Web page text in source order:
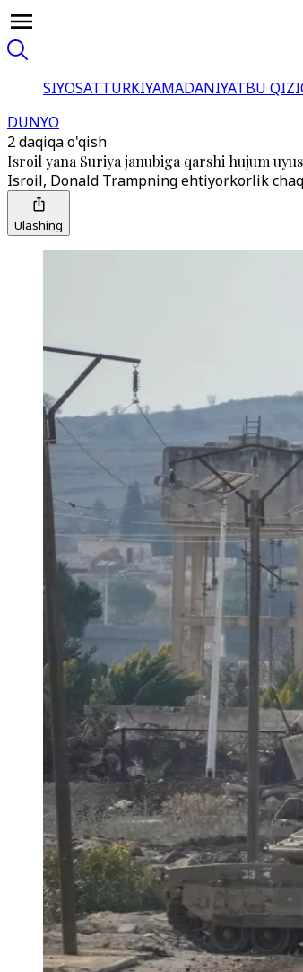
SIYOSATTURKIYAMADANIYATBU
DUNYO
2 daqiqa o'qish
Isroil yana Suriya janubiga qarshi hujum
Isroil, Donald Trampning ehtiyorkorlik
Ulashing